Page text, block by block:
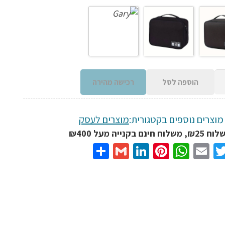
הוספה לסל רכישה מהירה
נוספים בקטגורית:מוצרים לעסק
מעל ₪400
Twitter
Email
WhatsApp
Pinterest
LinkedIn
Gmail